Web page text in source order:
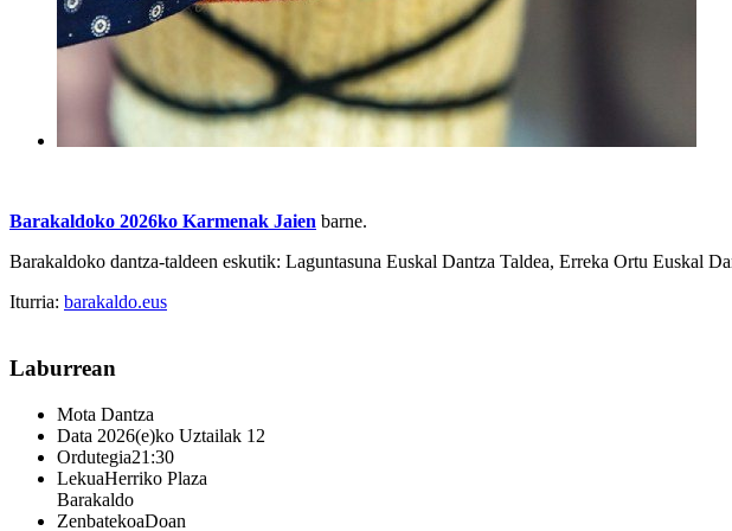
Barakaldoko 2026ko Karmenak Jaien barne.
Barakaldoko dantza-taldeen eskutik: Laguntasuna Euskal Dantza Taldea, Erreka Ortu Euskal
Iturria: barakaldo.eus
Laburrean
Mota Dantza
Data 2026(e)ko Uztailak 12
Ordutegia21:30
LekuaHerriko Plaza
Barakaldo
ZenbatekoaDoan